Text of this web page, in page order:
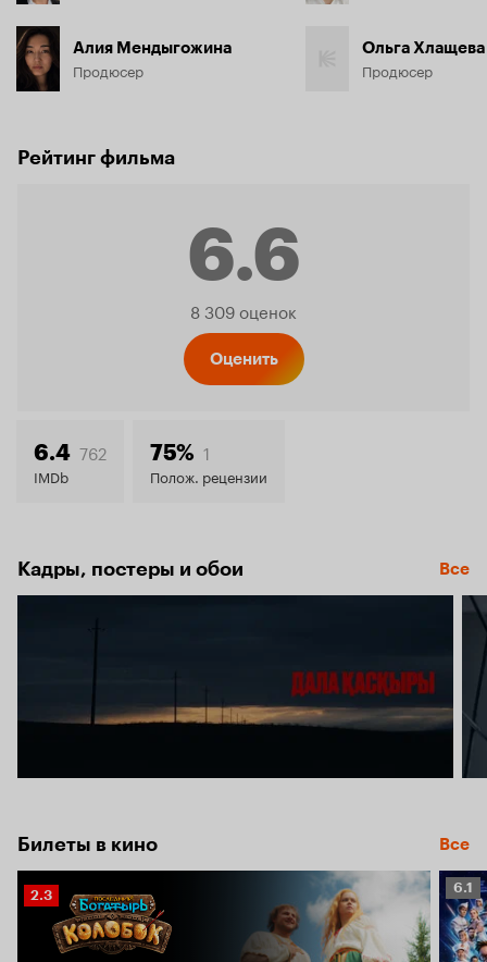
Алия Мендыгожина
Продюсер
Ольга Хлащева
Продюсер
Рейтинг фильма
6.6
Рейтинг
6.6
8 309 оценок
Оценить
6.4 762
IMDb
75% 1
Полож. рецензии
Кадры, постеры и обои Все
Билеты в кино Все
Рейтинг
Кинопоиска
2.3
6.1
6.1